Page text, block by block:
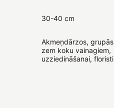
30-40 cm
Akmeņdārzos,
zem koku vainagiem,
uzziedināšanai,